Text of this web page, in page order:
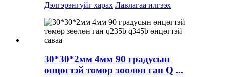
Дэлгэрэнгүйг харах Лавлагаа илгээх
30*30*2мм 4мм 90 градусын
өнцөгтэй төмөр зөөлөн ган Q ...